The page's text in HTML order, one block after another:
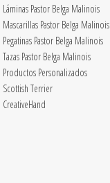
Láminas Pastor Belga Malinois
Mascarillas Pastor Belga Malinois
Pegatinas Pastor Belga Malinois
Tazas Pastor Belga Malinois
Productos Personalizados
Scottish Terrier
CreativeHand